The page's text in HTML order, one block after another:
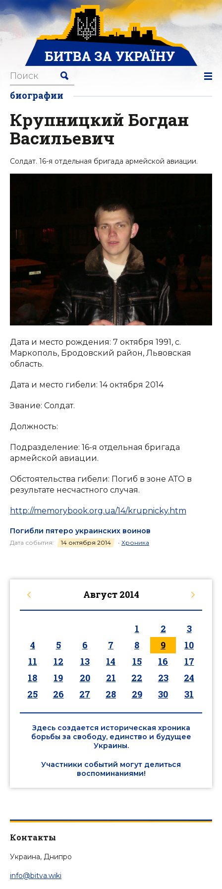
биографии
Крупницкий Богдан
Васильевич
Солдат. 16-я отдельная бригада армейской авиации.
Дата и место рождения: 7 октября 1991, с.
Маркополь, Бродовский район, Львовская
область.
Дата и место гибели: 14 октября 2014
Звание: Солдат.
Должность:
Подразделение: 16-я отдельная бригада
армейской авиации.
Обстоятельства гибели: Погиб в зоне АТО в
результате несчастного случая.
http://memorybook.org.ua/14/krupnicky.htm
Погибли пятеро украинских воинов
Дата события: 14 октября 2014 • Хроника
Август 2014
1 2
3
4
5 6 7 8 9
10
11
12 13 14 15 16
17
18
19 20 21 22 23
24
25
26 27 28 29 30 31
Здесь создается историческая хроника
борьбы за свободу, единство и будущее
Украины.
Участники событий могут делиться
воспоминаниями!
Контакты
Украина, Днипро
info@bitva.wiki